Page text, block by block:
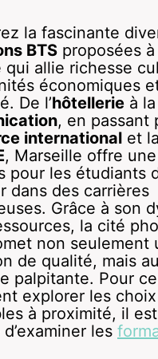
la fascinante
BTS proposées à
qui allie richesse
économiques
De l’hôtellerie à la
, en passant
international et la
, Marseille offre
pour les étudiants
dans des carrières
Grâce à son
la cité
non seulement
de qualité, mais
palpitante. Pour
explorer les choix
à proximité, il
les